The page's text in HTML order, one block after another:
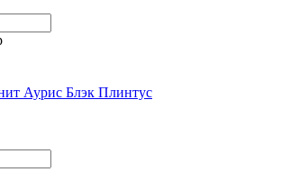
Аурис Блэк Плинтус